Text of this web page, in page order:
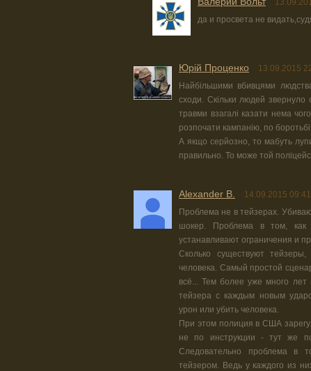
да и просвета не
Юрiй Проценко 13.09.2015
Найбільшими вбивцями
сходи. Скільки людей звернуло
травми взагалі казати нема
розпочати кампанію, по
А якщо серйозно, то мабуть
правильно. То може той
Alexander B. 14.09.2015 09:41
Проблема не в тейзерах.
шокер. Проблема в том,
устанавливают ограничения и
Сколько существуют
человека. Самый простой
всё... Тем более уже много лет
тейзера с каждым новым
урон или убить человека.
При этом полиция в США
не по инструкции - тут же
Следовательно проблема в
тейзером. Ведь у каждого из